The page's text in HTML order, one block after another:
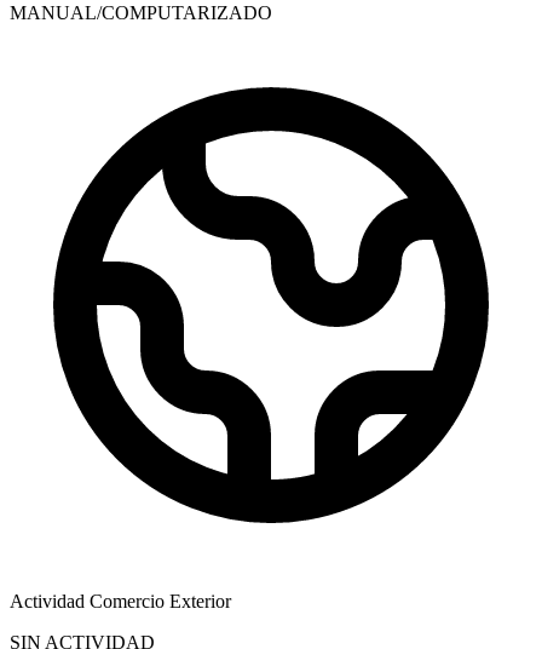
MANUAL/COMPUTARIZADO
Actividad Comercio Exterior
SIN ACTIVIDAD